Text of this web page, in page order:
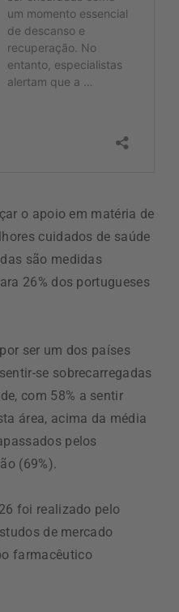
o apoio em matéria de
cuidados de saúde
são medidas
26% dos portugueses
ser um dos países
se sobrecarregadas
com 58% a sentir
área, acima da média
pelos
(69%).
foi realizado pelo
de mercado
farmacêutico